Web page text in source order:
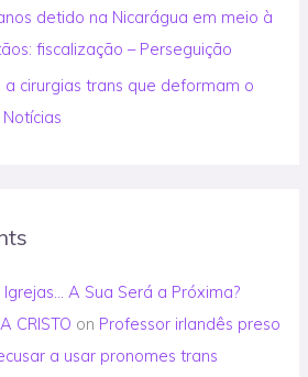
detido na Nicarágua em meio à
fiscalização – Perseguição
a cirurgias trans que deformam o
A Sua Será a Próxima?
CRISTO on Professor irlandês preso
a usar pronomes trans